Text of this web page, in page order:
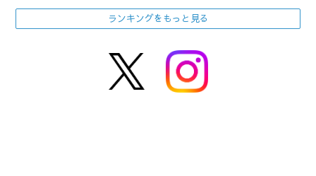
ランキングをもっと見る